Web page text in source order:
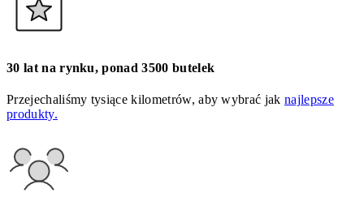
30 lat na rynku, ponad 3500 butelek
Przejechaliśmy tysiące kilometrów, aby wybrać jaknajlepsze
produkty.